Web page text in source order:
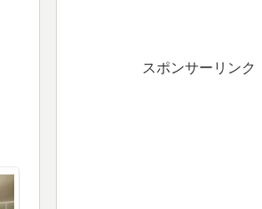
スポンサーリンク